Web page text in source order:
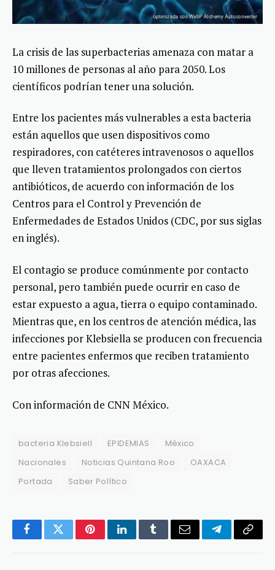
La crisis de las superbacterias amenaza con matar a
10 millones de personas al año para 2050. Los
científicos podrían tener una solución.
Entre los pacientes más vulnerables a esta bacteria
están aquellos que usen dispositivos como
respiradores, con catéteres intravenosos o aquellos
que lleven tratamientos prolongados con ciertos
antibióticos, de acuerdo con información de los
Centros para el Control y Prevención de
Enfermedades de Estados Unidos (CDC, por sus siglas
en inglés).
El contagio se produce comúnmente por contacto
personal, pero también puede ocurrir en caso de
estar expuesto a agua, tierra o equipo contaminado.
Mientras que, en los centros de atención médica, las
infecciones por Klebsiella se producen con frecuencia
entre pacientes enfermos que reciben tratamiento
por otras afecciones.
Con información de CNN México.
bacteria Klebsiell EPIDEMIAS
México
Nacionales
Noticias Quintana Roo
OAXACA
Portada
Saber Político
FacebookTwitterPinterestLinkedInTumblrEmail TelegramCopy